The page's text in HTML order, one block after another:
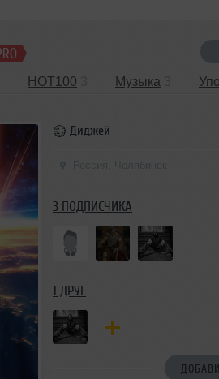
HOT100 Музыка
Диджей
3 ПОДПИСЧИКА
1 ДРУГ